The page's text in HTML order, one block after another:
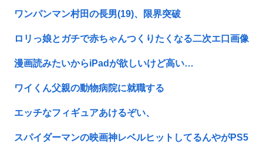
ワンパンマン村田の長男(19)、限界突破
ロリっ娘とガチで赤ちゃんつくりたくなる二次エ口画像
漫画読みたいからiPadが欲しいけど高い…
ワイくん父親の動物病院に就職する
エッチなフィギュアあけるぞい、
スパイダーマンの映画神レベルヒットしてるんやがPS5